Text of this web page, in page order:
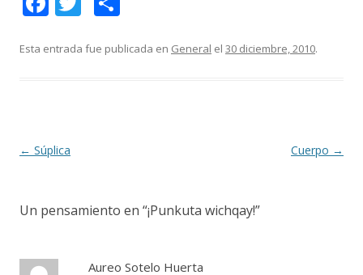
e
k
itt m
Esta entrada fue publicada en General el 30 diciembre, 2010.
Navegación
← Súplica Cuerpo →
Un pensamiento en “¡Punkuta wichqay!”
Aureo Sotelo Huerta